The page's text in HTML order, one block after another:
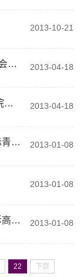
2013-10-21
“美国进步主义时代的新闻与传播”学术研讨会在我校举办 2013-04-18
2012外国新闻传播史研究委员会年会在我院举行 2013-04-18
第二届国际青年艺术电影节——第二届国际青年艺术电影高峰论坛暨第八届中国独立影像年度展 2013-01-08
2013-01-08
国际青年独立电影节暨第二届国际青年电影高峰论坛 2013-01-08
22 下页